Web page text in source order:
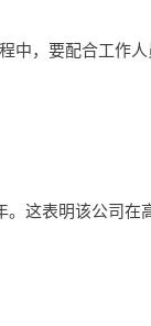
中，要配合工作
这表明该公司在